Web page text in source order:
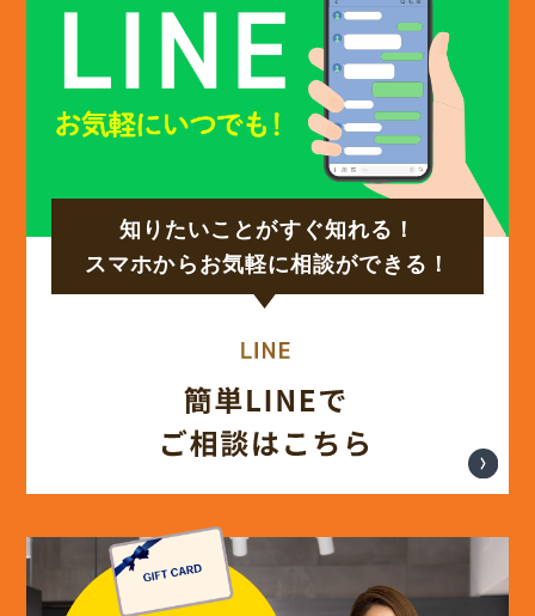
2024年11月 (14)
2024年9月 (17)
(17)
2024年5月 (13)
知りたいことがすぐ知れる！
スマホからお気軽に相談ができる！